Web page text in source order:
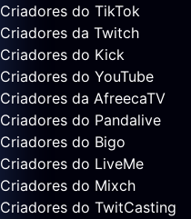
Criadores do TikTok
Criadores da Twitch
Criadores do Kick
Criadores do YouTube
Criadores da AfreecaTV
Criadores do Pandalive
Criadores do Bigo
Criadores do LiveMe
Criadores do Mixch
Criadores do TwitCasting